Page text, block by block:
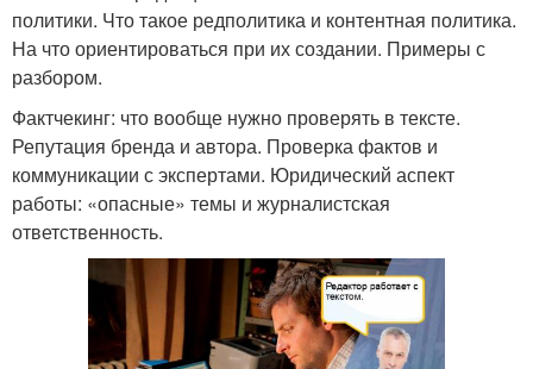
политики. Что такое редполитика и контентная политика.
На что ориентироваться при их создании. Примеры с
разбором.
Фактчекинг: что вообще нужно проверять в тексте.
Репутация бренда и автора. Проверка фактов и
коммуникации с экспертами. Юридический аспект
работы: «опасные» темы и журналистская
ответственность.